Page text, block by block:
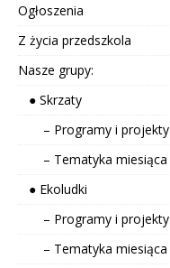
Ogłoszenia
Z życia przedszkola
Nasze grupy:
● Skrzaty
– Programy i projekty
– Tematyka miesiąca
● Ekoludki
– Programy i projekty
– Tematyka miesiąca